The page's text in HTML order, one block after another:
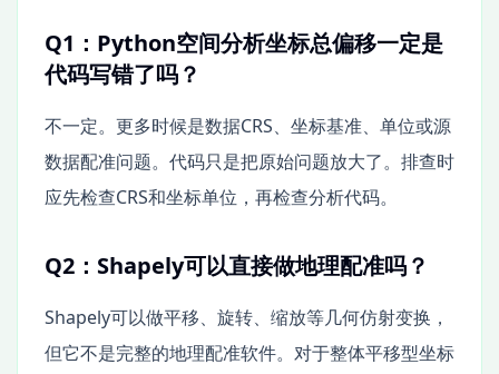
Q1：Python空间分析坐标总偏移一定是
代码写错了吗？
不一定。更多时候是数据CRS、坐标基准、单位或源
数据配准问题。代码只是把原始问题放大了。排查时
应先检查CRS和坐标单位，再检查分析代码。
Q2：Shapely可以直接做地理配准吗？
Shapely可以做平移、旋转、缩放等几何仿射变换，
但它不是完整的地理配准软件。对于整体平移型坐标